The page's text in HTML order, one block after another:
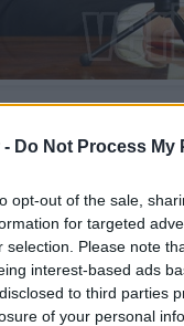
- Do Not Process
opt-out of the sale,
for targeted
selection. Please note
interest-based ads
to third parties
of your personal
έγγραφο του
θα